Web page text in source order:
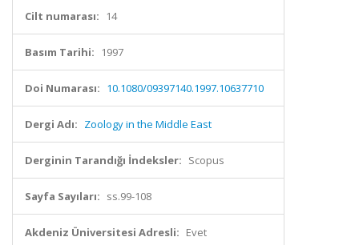
Cilt numarası: 14
Basım Tarihi: 1997
Doi Numarası: 10.1080/09397140.1997.10637710
Dergi Adı: Zoology in the Middle East
Derginin Tarandığı İndeksler: Scopus
Sayfa Sayıları: ss.99-108
Akdeniz Üniversitesi Adresli: Evet